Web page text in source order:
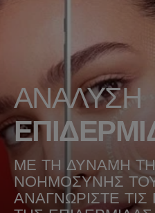
ΑΝΑΛΥΣΗ
ΜΕ ΤΗ ΔΥΝΑΜΗ
ΝΟΗΜΟΣΥΝΗΣ ΤΟΥ
ΑΝΑΓΝΩΡΙΣΤΕ